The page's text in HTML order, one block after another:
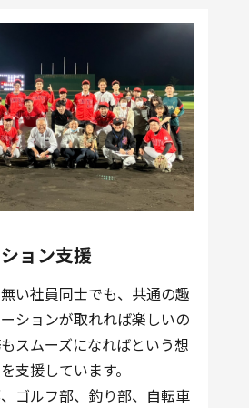
ョン支援
い社員同士でも、共通の趣
ションが取れれば楽しいの
スムーズになればという想
支援しています。
ゴルフ部、釣り部、自転車